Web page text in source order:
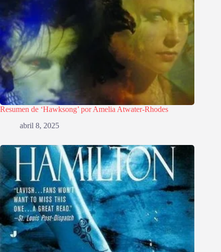
Resumen de ‘Hawksong’ por Amelia Atwater-Rhodes
abril 8, 2025